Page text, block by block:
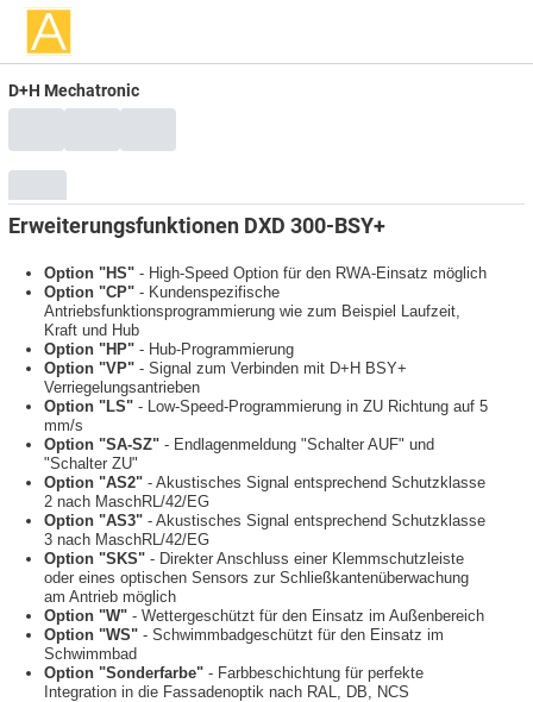
D+H Mechatronic
Erweiterungsfunktionen DXD 300-BSY+
Option "HS" - High-Speed Option für den RWA-Einsatz möglich
Option "CP" - Kundenspezifische
Antriebsfunktionsprogrammierung wie zum Beispiel Laufzeit,
Kraft und Hub
Option "HP" - Hub-Programmierung
Option "VP" - Signal zum Verbinden mit D+H BSY+
Verriegelungsantrieben
Option "LS" - Low-Speed-Programmierung in ZU Richtung auf 5
mm/s
Option "SA-SZ" - Endlagenmeldung "Schalter AUF" und
"Schalter ZU"
Option "AS2" - Akustisches Signal entsprechend Schutzklasse
2 nach MaschRL/42/EG
Option "AS3" - Akustisches Signal entsprechend Schutzklasse
3 nach MaschRL/42/EG
Option "SKS" - Direkter Anschluss einer Klemmschutzleiste
oder eines optischen Sensors zur Schließkantenüberwachung
am Antrieb möglich
Option "W" - Wettergeschützt für den Einsatz im Außenbereich
Option "WS" - Schwimmbadgeschützt für den Einsatz im
Schwimmbad
Option "Sonderfarbe" - Farbbeschichtung für perfekte
Integration in die Fassadenoptik nach RAL, DB, NCS